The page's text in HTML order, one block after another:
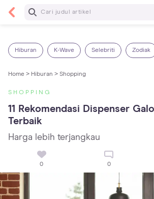
Baca Selanjutnya
Hiburan K-Wave Selebriti Zodiak
Home > Hiburan > Shopping
SHOPPING
11 Rekomendasi Dispenser
Terbaik
Harga lebih terjangkau
0 0